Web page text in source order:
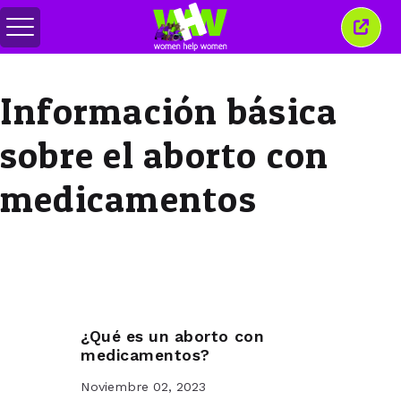
Alternar
menú
esta
Información básica
sobre el aborto con
medicamentos
¿Qué es un aborto con
medicamentos?
Noviembre 02, 2023